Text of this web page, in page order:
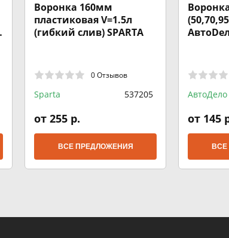
Воронка 160мм
пластиковая V=1.5л
(гибкий слив) SPARTA
0 Отзывов
Sparta 537205
от 255 р.
ВСЕ ПРЕДЛОЖЕНИЯ
АвтоДело
от 145